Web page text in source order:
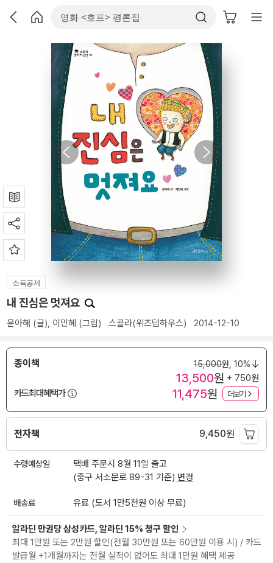
소득공제
내 진심은 멋져요
윤아해 (글), 이민혜 (그림) 스콜라(위즈덤하우스) 2014-12-10
종이책 15,000원, 10%
13,500원 + 750원
카드최대혜택가
11,475원 더보기
전자책 9,450원
수령예상일
택배 주문시 8월 11일 출고
(중구 서소문로 89-31 기준) 변경
배송료 유료 (도서 1만5천원 이상 무료)
알라딘 만권당 삼성카드, 알라딘 15% 청구 할인
최대 1만원 또는 2만원 할인(전월 30만원 또는 60만원 이용 시) / 카드
발급월 +1개월까지는 전월 실적이 없어도 최대 1만원 혜택 제공